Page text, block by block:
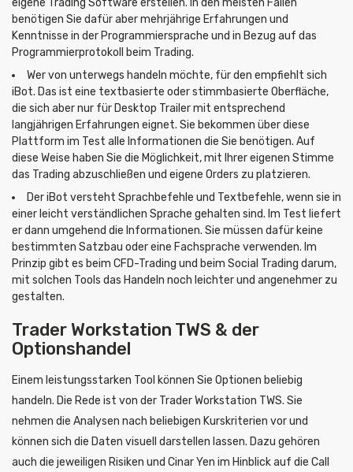
eigene Trading Software erstellen. In den meisten Fällen
benötigen Sie dafür aber mehrjährige Erfahrungen und
Kenntnisse in der Programmiersprache und in Bezug auf das
Programmierprotokoll beim Trading.
Wer von unterwegs handeln möchte, für den empfiehlt sich
iBot. Das ist eine textbasierte oder stimmbasierte Oberfläche,
die sich aber nur für Desktop Trailer mit entsprechend
langjährigen Erfahrungen eignet. Sie bekommen über diese
Plattform im Test alle Informationen die Sie benötigen. Auf
diese Weise haben Sie die Möglichkeit, mit Ihrer eigenen Stimme
das Trading abzuschließen und eigene Orders zu platzieren.
Der iBot versteht Sprachbefehle und Textbefehle, wenn sie in
einer leicht verständlichen Sprache gehalten sind. Im Test liefert
er dann umgehend die Informationen. Sie müssen dafür keine
bestimmten Satzbau oder eine Fachsprache verwenden. Im
Prinzip gibt es beim CFD-Trading und beim Social Trading darum,
mit solchen Tools das Handeln noch leichter und angenehmer zu
gestalten.
Trader Workstation TWS & der
Optionshandel
Einem leistungsstarken Tool können Sie Optionen beliebig
handeln. Die Rede ist von der Trader Workstation TWS. Sie
nehmen die Analysen nach beliebigen Kurskriterien vor und
können sich die Daten visuell darstellen lassen. Dazu gehören
auch die jeweiligen Risiken und Cinar Yen im Hinblick auf die Call